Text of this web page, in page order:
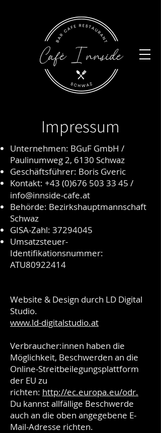
Impressum
Unternehmen: BGuF GmbH /
Paulinumweg 2, 6130 Schwaz
Geschäftsführer: Boris Gveric
Kontakt: +43 (0)676 503 33 45 /
info@innside-cafe.at
Behörde: Bezirkshauptmannschaft
Schwaz
GISA-Zahl: 37294045
Umsatzsteuer-
Identifikationsnummer:
ATU80922414
Website & Design durch LD Digital
Studio.
www.ld-digitalstudio.at
Verbraucher:innen haben die
Möglichkeit, Beschwerden an die
Online-Streitbeilegungsplattform
der EU zu
richten: http://ec.europa.eu/odr.
Du kannst allfällige Beschwerde
auch an die oben angegebene E-
Mail-Adresse richten.